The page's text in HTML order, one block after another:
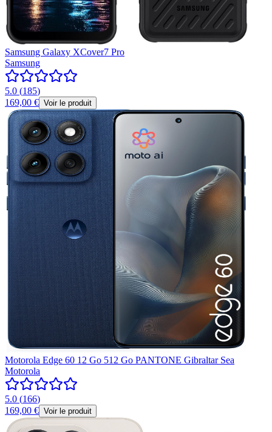
Samsung Galaxy XCover7 Pro
Samsung
5.0 (185)
169,00 € Voir le produit
Motorola Edge 60 12 Go 512 Go PANTONE Gibraltar Sea
Motorola
5.0 (166)
169,00 € Voir le produit